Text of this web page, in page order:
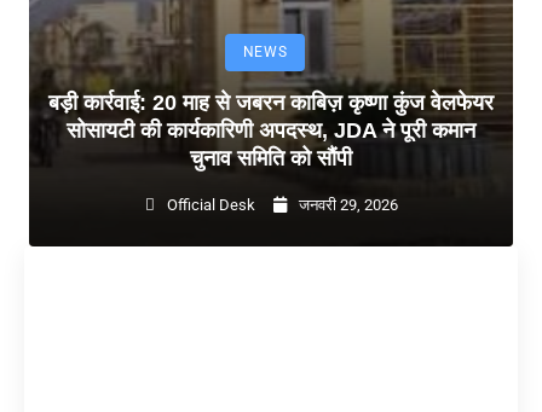
NEWS
बड़ी कार्रवाई: 20 माह से जबरन काबिज़ कृष्णा कुंज वेलफेयर
सोसायटी की कार्यकारिणी अपदस्थ, JDA ने पूरी कमान
चुनाव समिति को सौंपी
Official Desk जनवरी 29, 2026